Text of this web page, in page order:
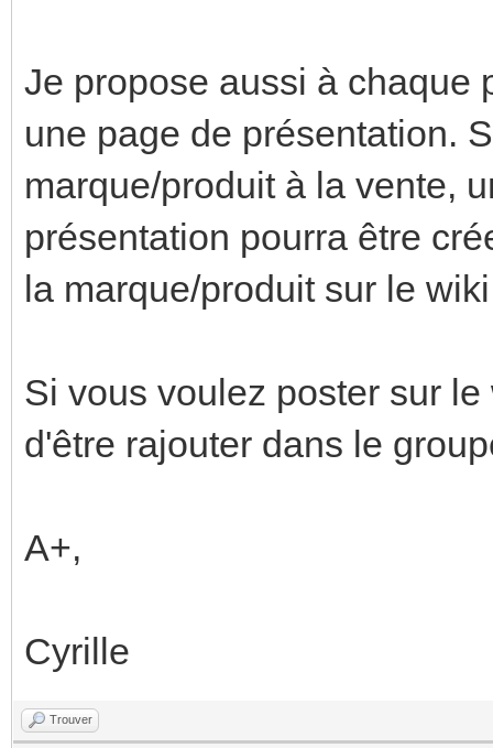
Je propose aussi à chaque
une page de présentation.
marque/produit à la vente,
présentation pourra être
la marque/produit sur le
Si vous voulez poster sur
d'être rajouter dans le
A+,
Cyrille
Trouver